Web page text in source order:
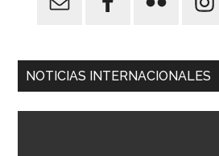
NOTICIAS INTERNACIONALES